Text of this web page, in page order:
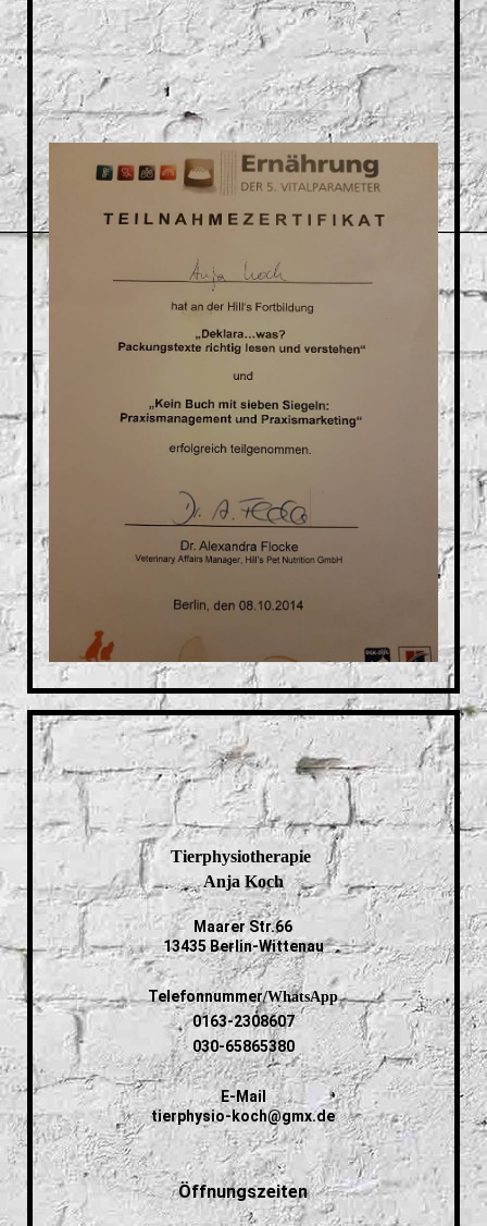
IMG-20200203-WA0006[2883]
Tierphysiotherapie
Anja Koch
Maarer Str.66
13435 Berlin-Wittenau
Telefonnummer/WhatsApp
0163-2308607
030-65865380
E-Mail
tierphysio-koch@gmx.de
Öffnungszeiten